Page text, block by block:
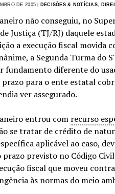
DE 2005 | DECISÕES & NOTÍCIAS
não conseguiu, no
Justiça (TJ/RJ) daquele
a execução fiscal movida
a Segunda Turma do
fundamento diferente do
para o ente estatal
ver assegurado.
entrou com recurso
se tratar de crédito de
aplicável ao caso,
prazo previsto no Código
fiscal que moveu
às normas do meio